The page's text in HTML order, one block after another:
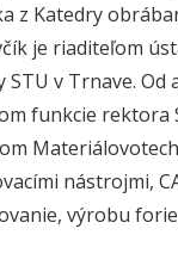
z Katedry
je riaditeľom
STU v Trnave. Od
funkcie rektora
nástrojmi,
výrobu